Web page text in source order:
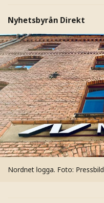
Nyhetsbyrån Direkt
Nordnet logga. Foto: Pressbild